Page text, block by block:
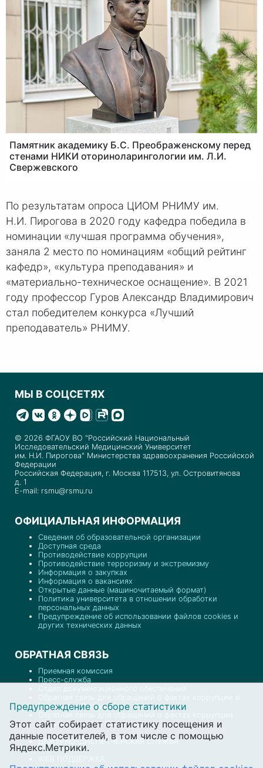
Памятник академику Б.С. Преображенскому перед
стенами НИКИ оториноларингологии им. Л.И.
Свержевского
По результатам опроса ЦИОМ РНИМУ им.
Н.И. Пирогова в 2020 году кафедра победила в
номинации «лучшая программа обучения»,
заняла 2 место по номинациям «общий рейтинг
кафедр», «культура преподавания» и
«материально-техническое оснащение». В 2021
году профессор Гуров Александр Владимирович
стал победителем конкурса «Лучший
преподаватель» РНИМУ.
МЫ В СОЦСЕТЯХ
© 2026 ФГАОУ ВО "Российский Национальный
Исследовательский Медицинский Университет
им. Н.И. Пирогова" Министерства здравоохранения Российской
Федерации
Российская Федерация, г. Москва 117513, ул. Островитянова
д. 1
E-mail: rsmu@rsmu.ru
ОФИЦИАЛЬНАЯ ИНФОРМАЦИЯ
Сведения об образовательной организации
Доступная среда
Противодействие коррупции
Противодействие терроризму и экстремизму
Информация о закупках
Информация о вакансиях
Открытые данные (машиночитаемый формат)
Политика университета в отношении обработки
персональных данных
Предупреждение об использовании файлов cookies и
других технических данных
ОБРАТНАЯ СВЯЗЬ
Приемная комиссия
Пресс-служба
Минздраве России
Обратная связь для обращений о фактах коррупции
в РНИМУ им. Н.И. Пирогова
ДЕЖУРНО-ДИСПЕТЧЕРСКАЯ СЛУЖБА
Предупреждение о сборе статистики
Этот сайт собирает статистику посещения и
данные посетителей, в том числе с помощью
Яндекс.Метрики.